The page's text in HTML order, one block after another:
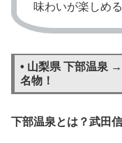
味わいが楽しめ
• 山梨県 下部温泉
名物！
下部温泉とは？武田